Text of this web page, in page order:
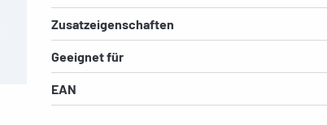
Zusatzeigenschaften
Geeignet für
EAN